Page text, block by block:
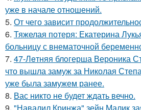
уже в начале отношений.
5. От чего зависит
6. Тяжелая потеря: Екатерина
больницу с внематочной
7. 47-Лeтняя блoгерша Вероника
что вышла замуж за Николая
уже была замужем ранее.
8. Вас никто не будет ждать вечно.